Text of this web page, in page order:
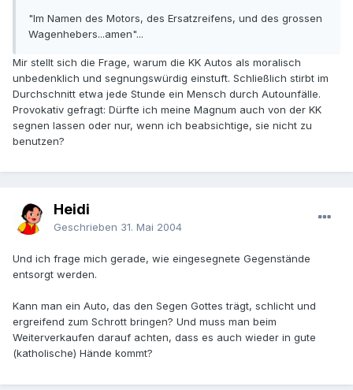
"Im Namen des Motors, des Ersatzreifens, und des grossen
Wagenhebers...amen"...
Mir stellt sich die Frage, warum die KK Autos als moralisch
unbedenklich und segnungswürdig einstuft. Schließlich stirbt im
Durchschnitt etwa jede Stunde ein Mensch durch Autounfälle.
Provokativ gefragt: Dürfte ich meine Magnum auch von der KK
segnen lassen oder nur, wenn ich beabsichtige, sie nicht zu
benutzen?
Heidi
Geschrieben 31. Mai 2004
Und ich frage mich gerade, wie eingesegnete Gegenstände
entsorgt werden.
Kann man ein Auto, das den Segen Gottes trägt, schlicht und
ergreifend zum Schrott bringen? Und muss man beim
Weiterverkaufen darauf achten, dass es auch wieder in gute
(katholische) Hände kommt?